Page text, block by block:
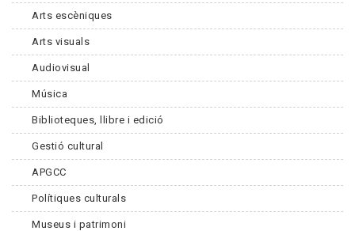
Arts escèniques
Arts visuals
Audiovisual
Música
Biblioteques, llibre i edició
Gestió cultural
APGCC
Polítiques culturals
Museus i patrimoni